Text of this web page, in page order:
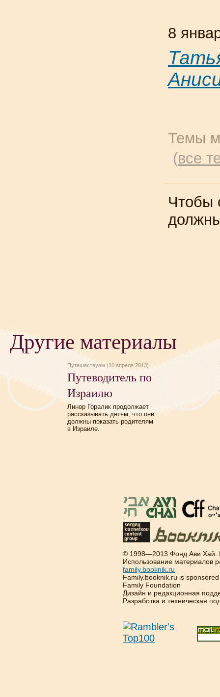
8
Темы
(все
Чтобы
Другие материалы
Путешествуем (10 апреля 2013)
Путеводитель по
Израилю
Линор Горалик продолжает
рассказывать детям, что они
должны показать родителям
в Израиле.
© 1998—2013 Фонд Ави Хай.
Использование материалов
family.booknik.ru
Family.booknik.ru is
Family Foundation
Дизайн и редакционная
Разработка и техническая